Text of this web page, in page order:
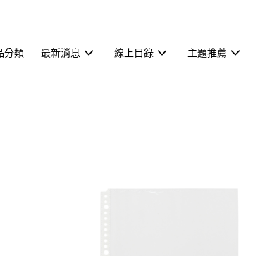
分類 最新消息 線上目錄 主題推薦